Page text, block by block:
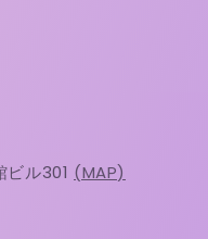
ル301 (MAP)